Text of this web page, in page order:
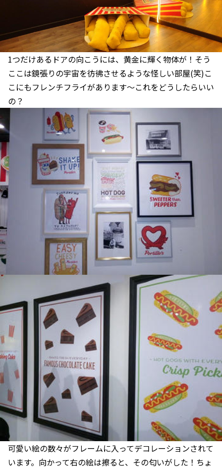
1つだけあるドアの向こうには、黄金に輝く物体が！そう
ここは鏡張りの宇宙を彷彿させるような怪しい部屋(笑)こ
こにもフレンチフライがあります～これをどうしたらいい
の？
可愛い絵の数々がフレームに入ってデコレーションされて
います。向かって右の絵は擦ると、その匂いがした！ちょ